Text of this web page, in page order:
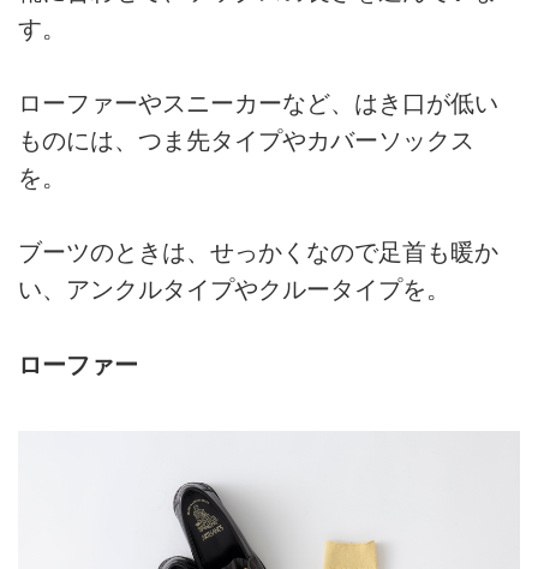
す。
ローファーやスニーカーなど、はき口が低い
ものには、つま先タイプやカバーソックス
を。
ブーツのときは、せっかくなので足首も暖か
い、アンクルタイプやクルータイプを。
ローファー